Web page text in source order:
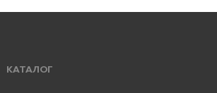
КАТАЛОГ